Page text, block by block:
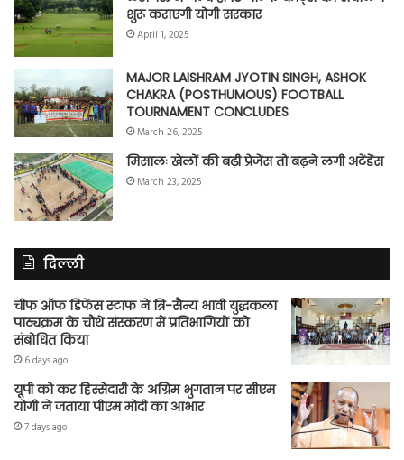
शुरू कराएगी योगी सरकार
April 1, 2025
MAJOR LAISHRAM JYOTIN SINGH, ASHOK
CHAKRA (POSTHUMOUS) FOOTBALL
TOURNAMENT CONCLUDES
March 26, 2025
मिसालः खेलों की बढ़ी प्रेजेंस तो बढ़ने लगी अटेंडेंस
March 23, 2025
दिल्ली
चीफ ऑफ डिफेंस स्टाफ ने त्रि-सैन्य भावी युद्धकला
पाठ्यक्रम के चौथे संस्करण में प्रतिभागियों को
संबोधित किया
6 days ago
यूपी को कर हिस्सेदारी के अग्रिम भुगतान पर सीएम
योगी ने जताया पीएम मोदी का आभार
7 days ago